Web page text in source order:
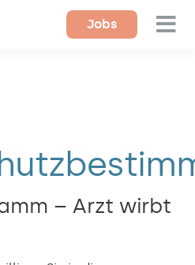
Jobs
– Arzt wirbt